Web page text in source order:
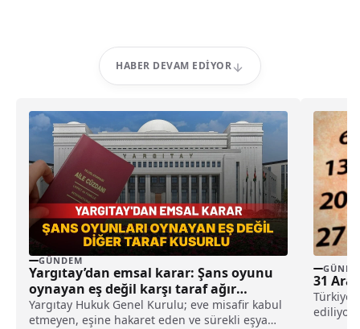
HABER DEVAM EDIYOR
GÜNDEM
Yargıtay’dan emsal karar: Şans oyunu
oynayan eş değil karşı taraf ağır
kusurlu sayıldı
Yargıtay Hukuk Genel Kurulu; eve misafir kabul
etmeyen, eşine hakaret eden ve sürekli eşya
31
ediliyor.